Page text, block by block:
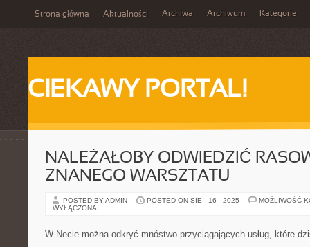
Strona główna Aktualności Archiwa Archiwum Kategorie
CIEKAWY PORTAL!
NALEŻAŁOBY ODWIEDZIĆ
ZNANEGO WARSZTATU
POSTED BY ADMIN POSTED ON SIE - 16 - 2025
MOŻLIWOŚĆ
WYŁĄCZONA
W Necie można odkryć mnóstwo przyciągających usług, które